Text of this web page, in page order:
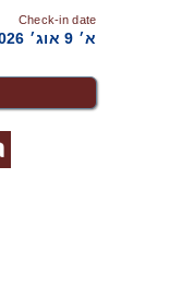
Check-in date
א׳ 9 אוג׳ 2026